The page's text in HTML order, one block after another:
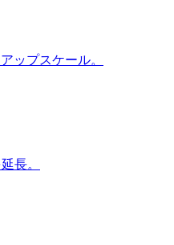
ップスケール。
長。